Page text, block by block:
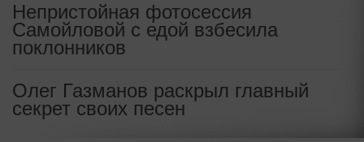
Непристойная фотосессия
Самойловой с едой взбесила
поклонников
Олег Газманов раскрыл главный
секрет своих песен